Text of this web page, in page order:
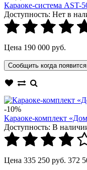
Караоке-система AST-
Доступность: Нет в
Цена 190 000 руб.
Сообщить когда появится
-10%
Караоке-комплект
Доступность: В
Цена 335 250 руб. 372